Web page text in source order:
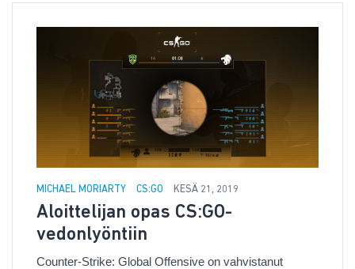
MICHAEL MORIARTY CS:GO KESÄ 21, 2019
Aloittelijan opas CS:GO-
vedonlyöntiin
Counter-Strike: Global Offensive on vahvistanut